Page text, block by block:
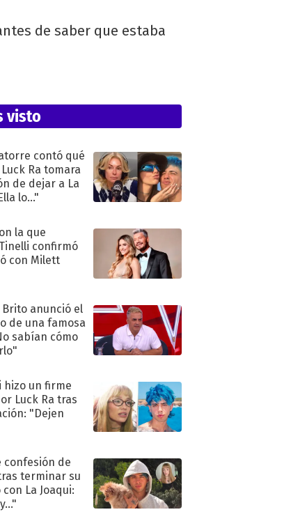
de saber que estaba
visto
contó qué
Ra tomara
de dejar a La
lo..."
la que
confirmó
con Milett
Brito anunció el
de una famosa
sabían cómo
hizo un firme
Luck Ra tras
"Dejen
confesión de
terminar su
La Joaqui: